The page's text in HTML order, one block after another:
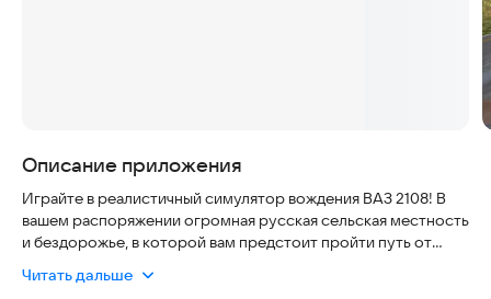
Описание приложения
Играйте в реалистичный симулятор вождения ВАЗ 2108! В
вашем распоряжении огромная русская сельская местность
и бездорожье, в которой вам предстоит пройти путь от
Читать дальше